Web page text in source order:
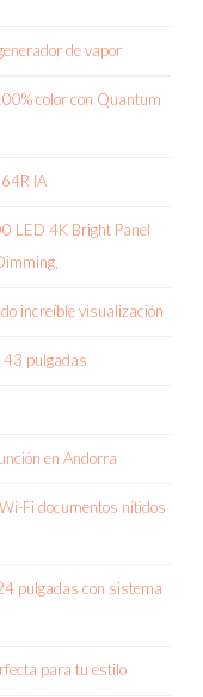
de vapor
color con Quantum
IA
LED 4K Bright Panel
increíble visualización
43 pulgadas
en Andorra
Fi documentos nítidos
pulgadas con sistema
para tu estilo